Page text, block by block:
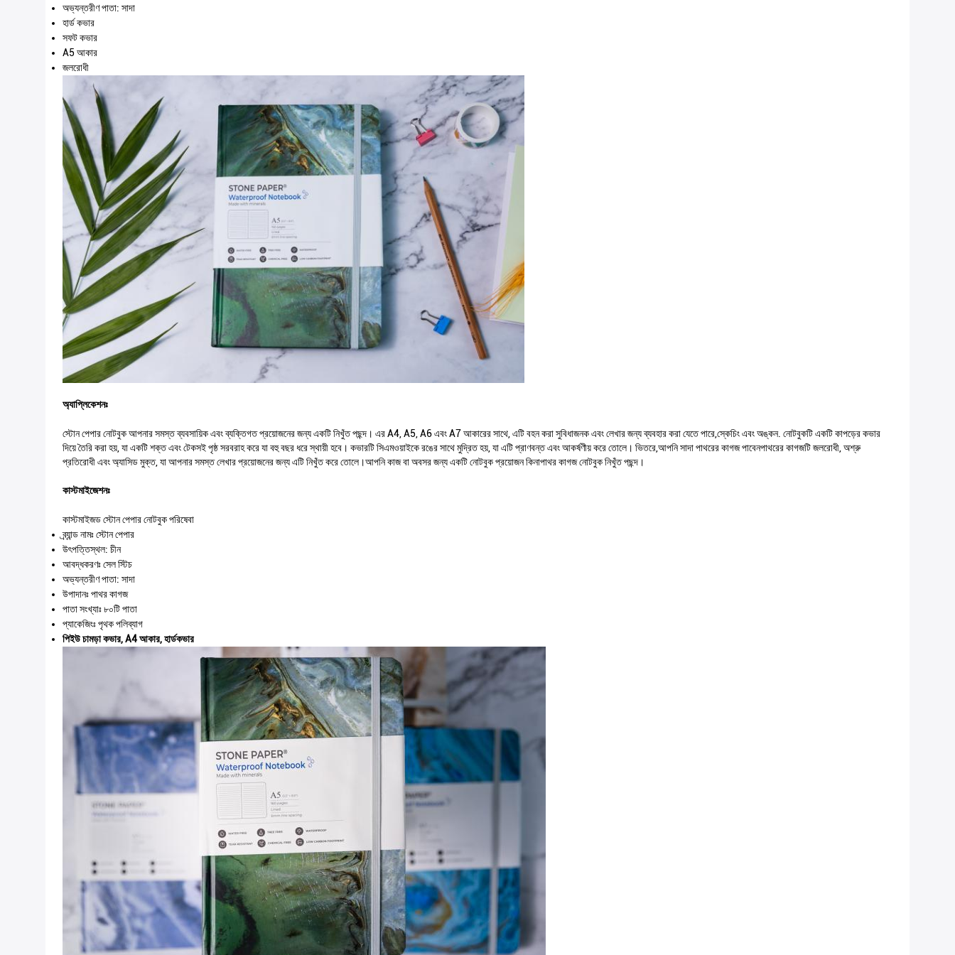
অভ্যন্তরীণ পাতা: সাদা
হার্ড কভার
সফট কভার
A5 আকার
জলরোধী
অ্যাপ্লিকেশনঃ
স্টোন পেপার নোটবুক আপনার সমস্ত ব্যবসায়িক এবং ব্যক্তিগত প্রয়োজনের জন্য একটি নিখুঁত পছন্দ। এর A4, A5, A6 এবং A7 আকারের সাথে, এটি বহন করা সুবিধাজনক এবং লেখার জন্য ব্যবহার করা যেতে পারে,স্কেচিং এবং অঙ্কন. নোটবুকটি একটি কাপড়ের কভার
দিয়ে তৈরি করা হয়, যা একটি শক্ত এবং টেকসই পৃষ্ঠ সরবরাহ করে যা বহু বছর ধরে স্থায়ী হবে। কভারটি সিএমওয়াইকে রঙের সাথে মুদ্রিত হয়, যা এটি প্রাণবন্ত এবং আকর্ষণীয় করে তোলে। ভিতরে,আপনি সাদা পাথরের কাগজ পাবেনপাথরের কাগজটি জলরোধী, অশ্রু
প্রতিরোধী এবং অ্যাসিড মুক্ত, যা আপনার সমস্ত লেখার প্রয়োজনের জন্য এটি নিখুঁত করে তোলে।আপনি কাজ বা অবসর জন্য একটি নোটবুক প্রয়োজন কিনাপাথর কাগজ নোটবুক নিখুঁত পছন্দ।
কাস্টমাইজেশনঃ
কাস্টমাইজড স্টোন পেপার নোটবুক পরিষেবা
ব্র্যান্ড নামঃ স্টোন পেপার
উৎপত্তিস্থল: চীন
আবদ্ধকরণঃ সেল স্টিচ
অভ্যন্তরীণ পাতা: সাদা
উপাদানঃ পাথর কাগজ
পাতা সংখ্যাঃ ৮০টি পাতা
প্যাকেজিংঃ পৃথক পলিব্যাগ
পিইউ চামড়া কভার, A4 আকার, হার্ডকভার